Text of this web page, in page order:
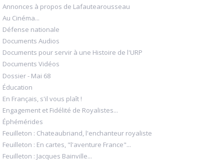
Annonces à propos de Lafautearousseau
Au Cinéma...
Défense nationale
Documents Audios
Documents pour servir à une Histoire de l'URP
Documents Vidéos
Dossier - Mai 68
Éducation
En Français, s'il vous plaît !
Engagement et Fidélité de Royalistes...
Éphémérides
Feuilleton : Chateaubriand, l'enchanteur royaliste
Feuilleton : En cartes, "l'aventure France"...
Feuilleton : Jacques Bainville...